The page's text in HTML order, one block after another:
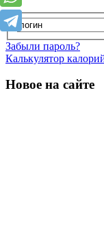
Забыли пароль?
Калькулятор
Новое на сайте